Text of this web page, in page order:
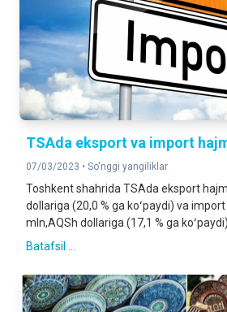
TSAda eksport va import
07/03/2023 • So'nggi yangiliklar
Toshkent shahrida TSAda eksport
dollariga (20,0 % ga koʻpaydi) va
mln,AQSh dollariga (17,1 % ga
Batafsil ...